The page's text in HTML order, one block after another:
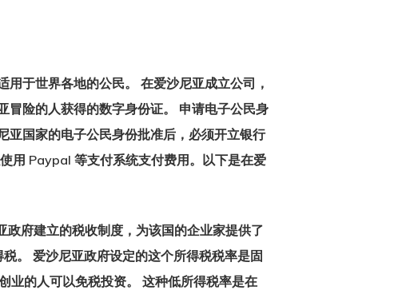
于世界各地的公民。 在爱沙尼亚成立公司，
冒险的人获得的数字身份证。 申请电子公民身
亚国家的电子公民身份批准后，必须开立银行
用 Paypal 等支付系统支付费用。以下是在爱
府建立的税收制度，为该国的企业家提供了
。 爱沙尼亚政府设定的这个所得税税率是固
业的人可以免税投资。 这种低所得税率是在